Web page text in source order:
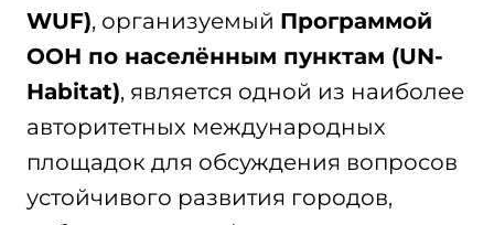
WUF), организуемый Программой
ООН по населённым пунктам (UN-
Habitat), является одной из наиболее
авторитетных международных
площадок для обсуждения вопросов
устойчивого развития городов,